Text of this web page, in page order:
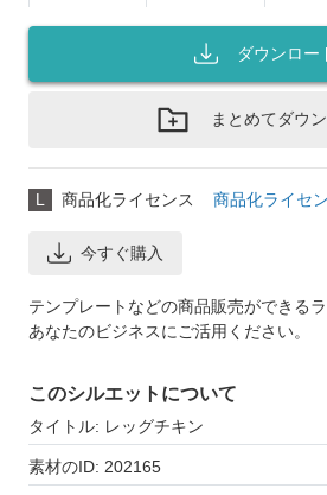
ダウンロー
まとめてダウ
L 商品化ライセンス 商品化ライセ
今すぐ購入
テンプレートなどの商品販売ができるラ
あなたのビジネスにご活用ください。
このシルエットについて
タイトル: レッグチキン
素材のID: 202165